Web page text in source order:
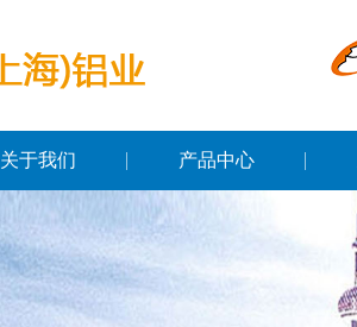
关于我们 产品中心